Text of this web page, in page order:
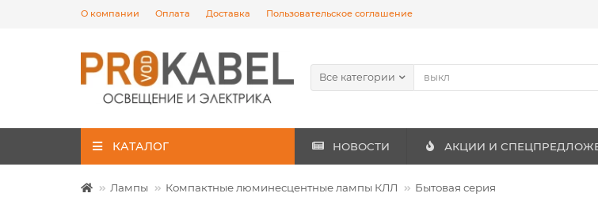
О компании Оплата Доставка Пользовательское соглашение
Все категории
КАТАЛОГ НОВОСТИ АКЦИИ И
Лампы Компактные люминесцентные лампы КЛЛ Бытовая серия